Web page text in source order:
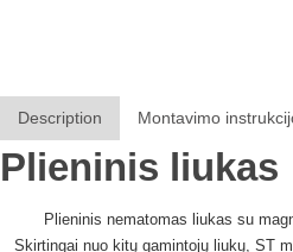
Description Montavimo
Plieninis liukas
Plieninis nematomas liukas su
Skirtingai nuo kitų gamintojų liukų, ST